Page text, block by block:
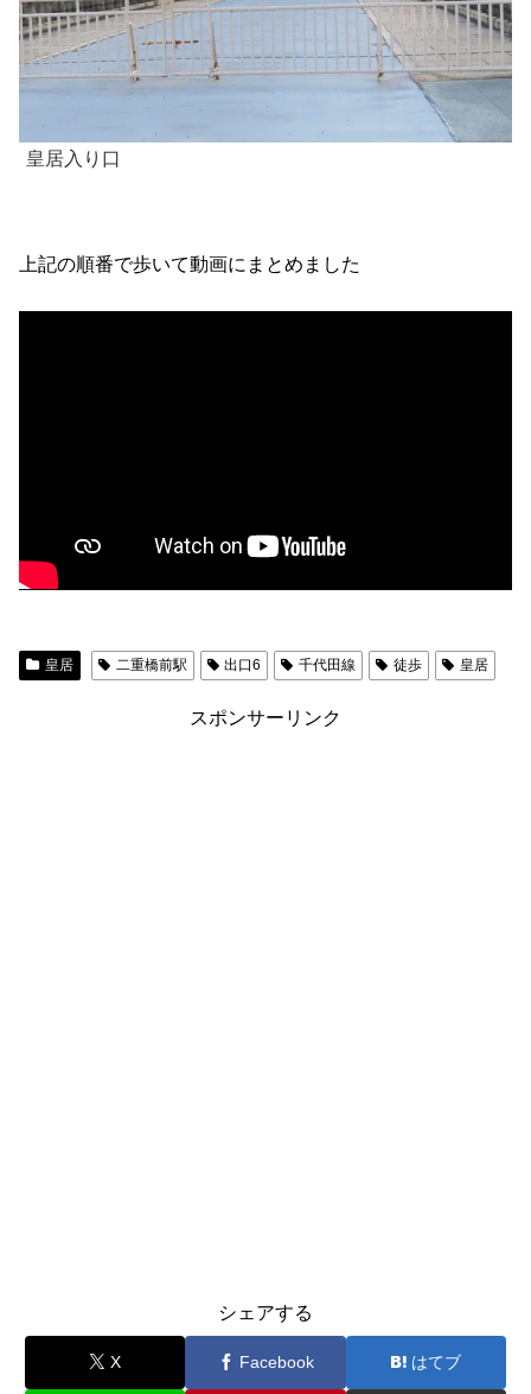
皇居入り口
上記の順番で歩いて動画にまとめました
皇居 二重橋前駅 出口6 千代田線 徒歩 皇居
スポンサーリンク
シェアする
X Facebook はてブ